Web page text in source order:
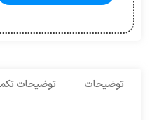
توضیحات توضیحات